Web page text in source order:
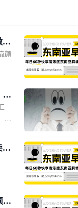
成
颜
两
店
家
双